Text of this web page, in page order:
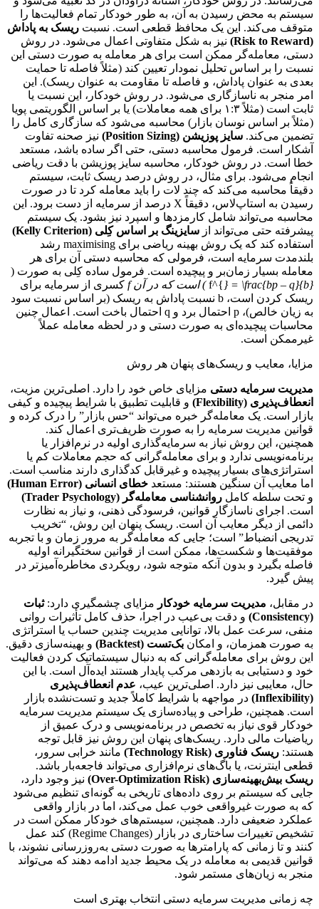
سیستم به محض رسیدن به آن، به طور خودکار تمام فعالیت‌ها را
متوقف می‌کند. این یک محافظ قطعی است. نسبت ریسک به پاداش
(Risk to Reward)
نیز به شکل متفاوتی اعمال می‌شود. در روش
دستی، معامله‌گر ممکن است برای هر معامله به صورت دستی این
نسبت را بر اساس تحلیل نمودار تعیین کند (مثلاً فاصله تا حمایت
بعدی به عنوان پاداش، و فاصله تا مقاومت به عنوان ریسک). این
امر منجر به ناسازگاری می‌شود. در روش خودکار، این نسبت یا
ثابت است (مثلاً ۱:۳ برای همه معاملات) یا بر اساس الگوریتمی پویا
(مثلاً بر اساس نوسان بازار) محاسبه می‌شود که سازگاری کامل را
تضمین می‌کند. سایز پوزیشن (Position Sizing)
نیز صحنه تفاوت
آشکار است. فرمول محاسبه دستی، حتی اگر ساده باشد، مستعد
خطا است. در روش خودکار، محاسبه سایز پوزیشن با دقت ریاضی
انجام می‌شود. برای مثال، در روش درصد ریسک ثابت، سیستم
دقیقاً محاسبه می‌کند که چند لات را باید معامله کرد تا در صورت
رسیدن به استاپ‌لاس، دقیقاً X درصد از سرمایه از دست برود. این
محاسبه می‌تواند شامل کارمزدها و اسپرد نیز بشود. یک سیستم
پیشرفته حتی می‌تواند از سایزینگ بر اساس کِلی (Kelly Criterion)
استفاده کند که یک روش بهینه ریاضی برای maximising رشد
بلندمدت سرمایه است، فرمولی که محاسبه دستی آن برای هر
معامله بسیار زمان‌بر و پیچیده است. فرمول ساده کِلی به صورت (
f^{} = \frac{bp – q}{b} ) است که در آن f
کسری از سرمایه برای
ریسک کردن است، b نسبت پاداش به ریسک (بر اساس نسبت سود
به زیان خالص)، p احتمال برد و q احتمال باخت است. اعمال چنین
محاسبات پیچیده‌ای به صورت دستی و در لحظه معامله عملاً
غیرممکن است.
مزایا، معایب و ریسک‌های پنهان هر روش
مدیریت سرمایه دستی مزایای خاص خود را دارد. اصلی‌ترین مزیت،
انعطاف‌پذیری (Flexibility)
و قابلیت تطبیق با شرایط پیچیده و کیفی
بازار است. یک معامله‌گر خبره می‌تواند “حس بازار” را درک کرده و
قوانین مدیریت سرمایه را به صورت ظریف‌تری اعمال کند.
همچنین، این روش نیاز به سرمایه‌گذاری اولیه در نرم‌افزار یا
برنامه‌نویسی ندارد و برای معامله‌گرانی که حجم معاملات کم یا
استراتژی‌های بسیار پیچیده و غیرقابل کدگذاری دارند مناسب است.
اما معایب آن سنگین هستند: مستعد خطای انسانی (Human Error)
و تحت سلطه کامل روانشناسی معامله‌گر (Trader Psychology)
است. اجرای ناسازگار قوانین، فرسودگی ذهنی، و نیاز به نظارت
دائمی از دیگر معایب آن است. ریسک پنهان این روش، “تخریب
تدریجی انضباط” است؛ جایی که معامله‌گر به مرور زمان و با تجربه
موفقیت‌ها و شکست‌ها، ممکن است از قوانین سختگیرانه اولیه
فاصله بگیرد و بدون آنکه متوجه شود، رویکردی مخاطره‌آمیزتر در
پیش گیرد.
در مقابل، مدیریت سرمایه خودکار مزایای چشمگیری دارد:ثبات
(Consistency)
و دقت بی‌عیب در اجرا، حذف کامل تأثیرات روانی
منفی، سرعت عمل بالا، توانایی مدیریت چندین حساب یا استراتژی
به صورت همزمان، و امکان بک‌تست (Backtest)
و بهینه‌سازی دقیق.
این روش برای معامله‌گرانی که به دنبال سیستماتیک کردن فعالیت
خود و دستیابی به بازدهی مرکب پایدار هستند ایده‌آل است. با این
حال، معایبی نیز دارد. اصلی‌ترین عیب، عدم انعطاف‌پذیری
(Inflexibility)
در مواجهه با شرایط کاملاً جدید و تست‌نشده بازار
است. همچنین، طراحی و پیاده‌سازی یک سیستم مدیریت سرمایه
خودکار قوی نیاز به تخصص در برنامه‌نویسی و درک عمیق از
ریاضیات مالی دارد. ریسک‌های پنهان این روش نیز قابل توجه
هستند: ریسک فناوری (Technology Risk)
مانند خرابی سرور،
قطعی اینترنت، یا باگ‌های نرم‌افزاری می‌تواند فاجعه‌بار باشد.
ریسک بیش‌بهینه‌سازی (Over-Optimization Risk)
نیز وجود دارد،
جایی که سیستم بر روی داده‌های تاریخی به گونه‌ای تنظیم می‌شود
که به صورت غیرواقعی خوب عمل می‌کند، اما در بازار واقعی
عملکرد ضعیفی دارد. همچنین، سیستم‌های خودکار ممکن است در
تشخیص تغییرات ساختاری در بازار (Regime Changes) کند عمل
کنند و تا زمانی که پارامترها به صورت دستی به‌روزرسانی نشوند، با
قوانین قدیمی به معامله در یک محیط جدید ادامه دهند که می‌تواند
منجر به زیان‌های مستمر شود.
چه زمانی مدیریت سرمایه دستی انتخاب بهتری است